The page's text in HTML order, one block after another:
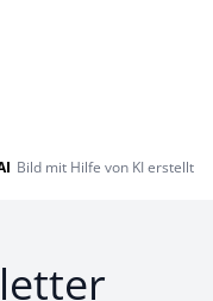
Bild mit Hilfe von KI erstellt